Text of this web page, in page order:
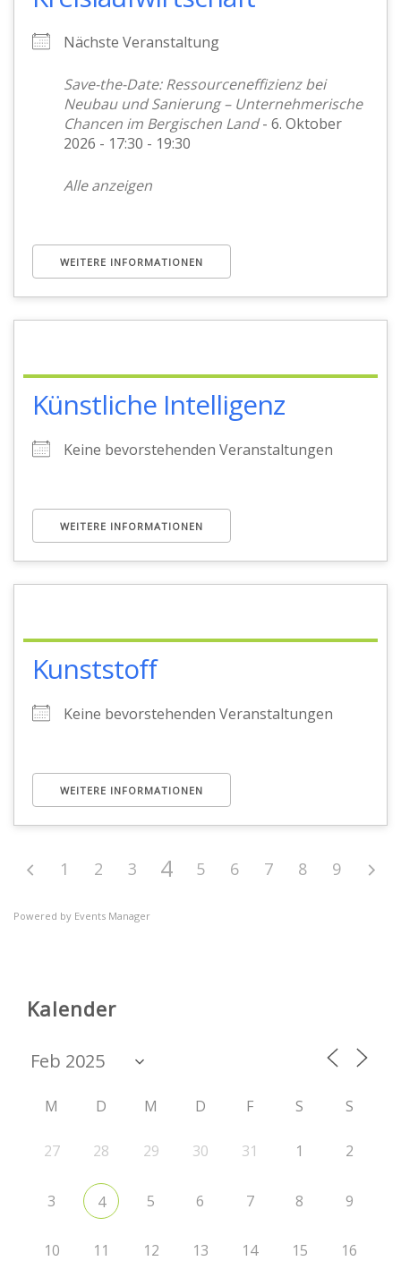
Nächste Veranstaltung
Save-the-Date: Ressourceneffizienz bei
Neubau und Sanierung – Unternehmerische
Chancen im Bergischen Land- 6. Oktober
2026 - 17:30 - 19:30
Alle anzeigen
WEITERE INFORMATIONEN
Künstliche Intelligenz
Keine bevorstehenden Veranstaltungen
WEITERE INFORMATIONEN
Kunststoff
Keine bevorstehenden Veranstaltungen
WEITERE INFORMATIONEN
1 2 3 4 5 6 7 8 9
Powered by Events Manager
Kalender
M D M D F S S
27 28 29 30 31 1 2
3 4 5 6 7 8 9
10 11 12 13 14 15 16